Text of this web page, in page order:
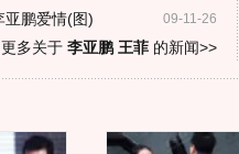
09-11-26
亚鹏爱情(图)
更多关于 李亚鹏 王菲的新闻>>